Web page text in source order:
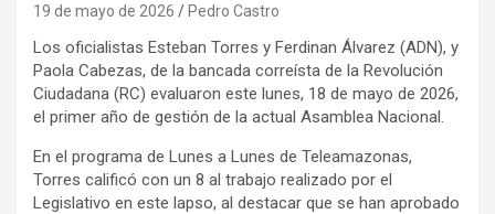
19 de mayo de 2026 Pedro Castro
Los oficialistas Esteban Torres y Ferdinan Álvarez (ADN), y
Paola Cabezas, de la bancada correísta de la Revolución
Ciudadana (RC) evaluaron este lunes, 18 de mayo de 2026,
el primer año de gestión de la actual Asamblea Nacional.
En el programa de Lunes a Lunes de Teleamazonas,
Torres calificó con un 8 al trabajo realizado por el
Legislativo en este lapso, al destacar que se han aprobado